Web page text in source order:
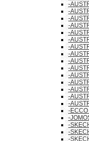
-
-
-
-
-
-
-
-
-
-
-
-
-
-
-
-
-
-
-
-